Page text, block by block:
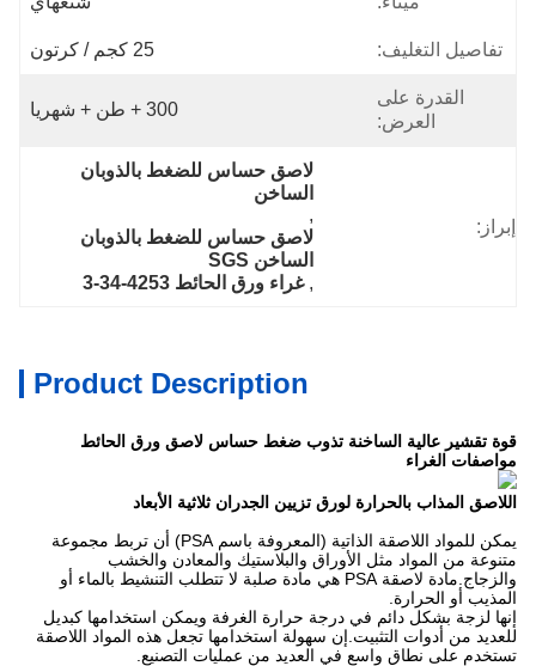
تفاصيل التغليف: 25 كجم / كرتون
القدرة على
العرض:
300 + طن + شهريا
إبراز:
لاصق حساس للضغط بالذوبان
الساخن
,
لاصق حساس للضغط بالذوبان
الساخن SGS
, غراء ورق الحائط 4253-34-3
Product Description
قوة تقشير عالية الساخنة تذوب ضغط حساس لاصق ورق الحائط
مواصفات الغراء
اللاصق المذاب بالحرارة لورق تزيين الجدران ثلاثية الأبعاد
يمكن للمواد اللاصقة الذاتية (المعروفة باسم PSA) أن تربط مجموعة
متنوعة من المواد مثل الأوراق والبلاستيك والمعادن والخشب
والزجاج.مادة لاصقة PSA هي مادة صلبة لا تتطلب التنشيط بالماء أو
المذيب أو الحرارة.
إنها لزجة بشكل دائم في درجة حرارة الغرفة ويمكن استخدامها كبديل
للعديد من أدوات التثبيت.إن سهولة استخدامها تجعل هذه المواد اللاصقة
تستخدم على نطاق واسع في العديد من عمليات التصنيع.